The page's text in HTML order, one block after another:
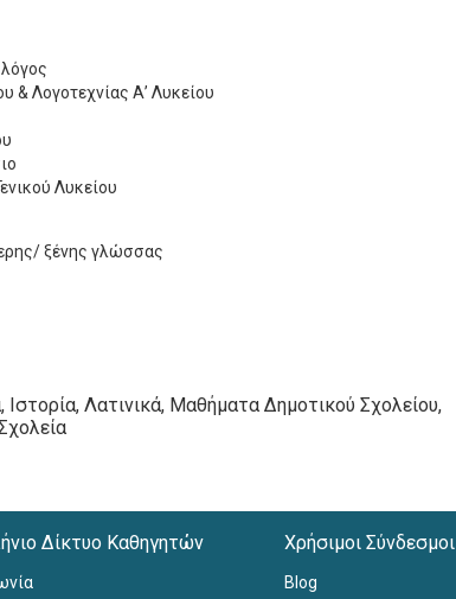
& Λογοτεχνίας Α’ Λυκείου
Λυκείου
ξένης γλώσσας
Λατινικά, Μαθήματα Δημοτικού Σχολείου,
Δίκτυο Καθηγητών Χρήσιμοι Σύνδεσμοι
Blog